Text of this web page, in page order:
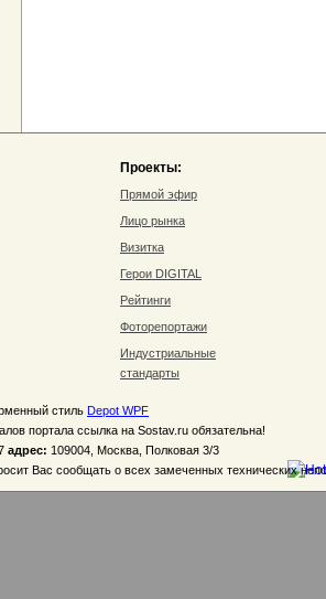
Проекты:
Прямой эфир
Лицо рынка
Визитка
Герои DIGITAL
Рейтинги
Фоторепортажи
Индустриальные
стандарты
стиль Depot WPF
портала ссылка на Sostav.ru обязательна!
адрес: 109004, Москва, Полковая 3/3
Вас сообщать о всех замеченных технических